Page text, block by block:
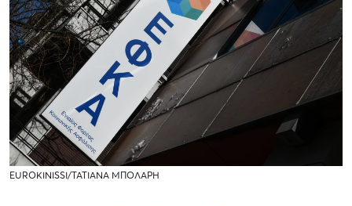
EUROKINISSI/ΤΑΤΙΑΝΑ ΜΠΟΛΑΡΗ